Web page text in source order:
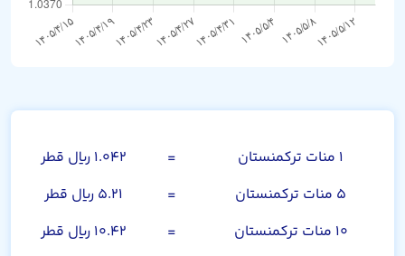
۱ منات ترکمنستان =
۱.۰۴۲ ریال قطر
۵ منات ترکمنستان
=
۵.۲۱ ریال قطر
۱۰ منات ترکمنستان
=
۱۰.۴۲ ریال قطر